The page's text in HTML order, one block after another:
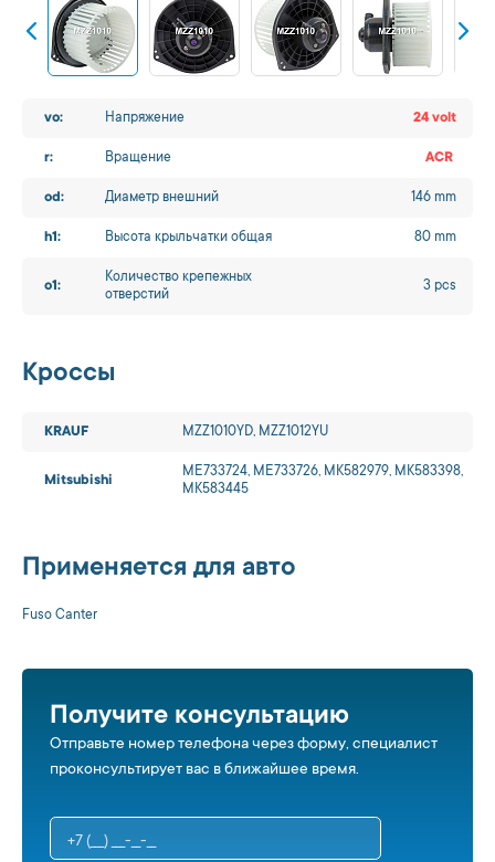
vo: Напряжение 24 volt
r: Вращение ACR
od: Диаметр внешний 146 mm
h1: Высота крыльчатки общая 80 mm
o1:
Количество крепежных
отверстий
3 pcs
Кроссы
KRAUF MZZ1010YD, MZZ1012YU
Mitsubishi
ME733724, ME733726, MK582979, MK583398,
MK583445
Применяется для авто
Fuso Canter
Получите консультацию
Отправьте номер телефона через форму, специалист
проконсультирует вас в ближайшее время.